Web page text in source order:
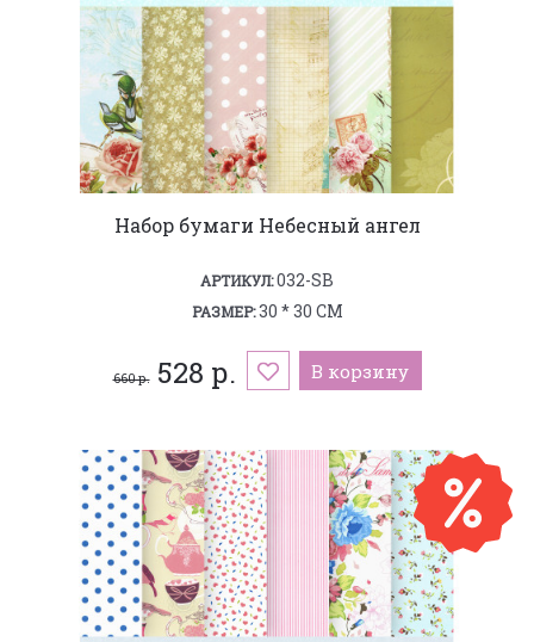
Набор бумаги Небесный ангел
АРТИКУЛ:032-SB
РАЗМЕР:30 * 30 СМ
660 р.528 р. В корзину